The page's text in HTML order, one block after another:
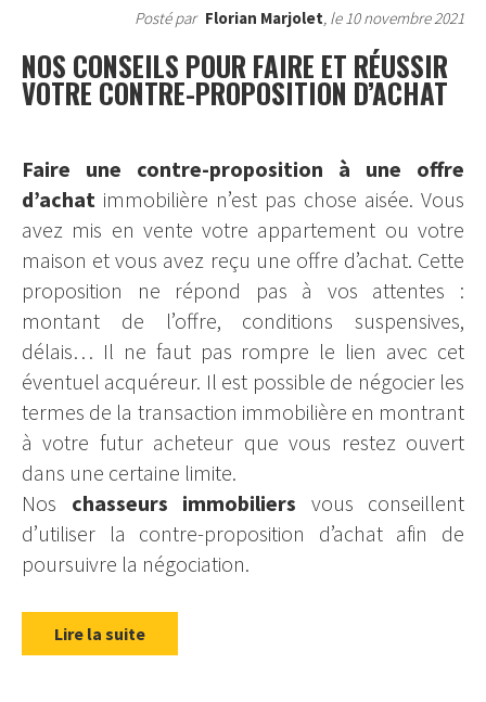
Posté par Florian Marjolet, le 10 novembre 2021
NOS CONSEILS POUR FAIRE ET RÉUSSIR
VOTRE CONTRE-PROPOSITION D’ACHAT
Faire une contre-proposition à une offre
d’achat immobilière n’est pas chose aisée. Vous
avez mis en vente votre appartement ou votre
maison et vous avez reçu une offre d’achat. Cette
proposition ne répond pas à vos attentes :
montant de l’offre, conditions suspensives,
délais… Il ne faut pas rompre le lien avec cet
éventuel acquéreur. Il est possible de négocier les
termes de la transaction immobilière en montrant
à votre futur acheteur que vous restez ouvert
dans une certaine limite.
Nos chasseurs immobiliers vous conseillent
d’utiliser la contre-proposition d’achat afin de
poursuivre la négociation.
Lire la suite